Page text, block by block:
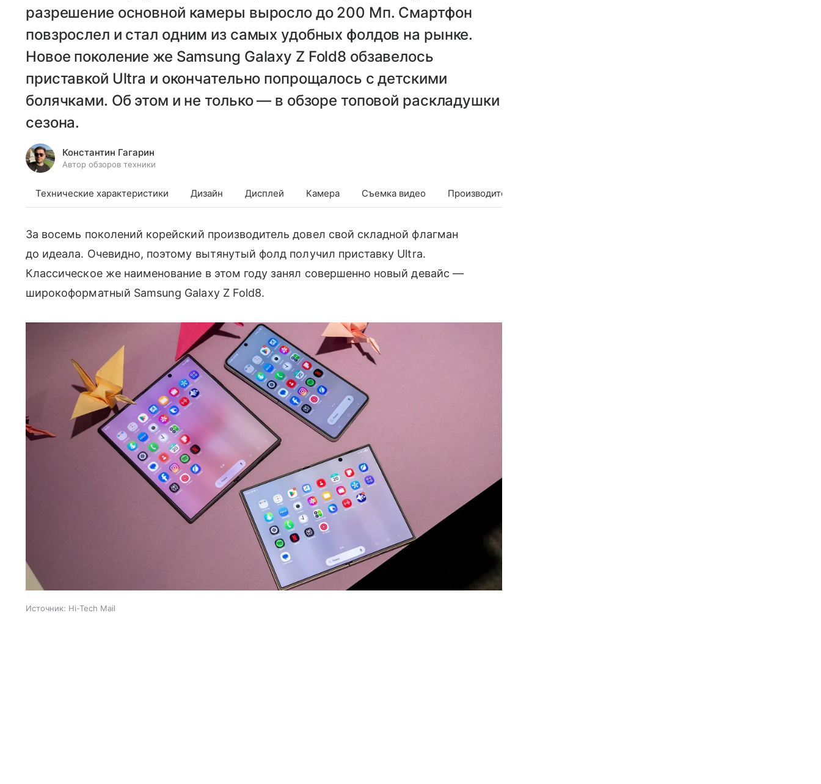
разрешение основной камеры выросло до 200 Мп. Смартфон
повзрослел и стал одним из самых удобных фолдов на рынке.
Новое поколение же Samsung Galaxy Z Fold8 обзавелось
приставкой Ultra и окончательно попрощалось с детскими
болячками. Об этом и не только — в обзоре топовой раскладушки
сезона.
Константин Гагарин
Автор обзоров техники
Технические характеристики Дизайн Дисплей Камера Съемка видео Производительность
За восемь поколений корейский производитель довел свой складной флагман
до идеала. Очевидно, поэтому вытянутый фолд получил приставку Ultra.
Классическое же наименование в этом году занял совершенно новый девайс —
широкоформатный Samsung Galaxy Z Fold8.
Источник: Hi-Tech Mail